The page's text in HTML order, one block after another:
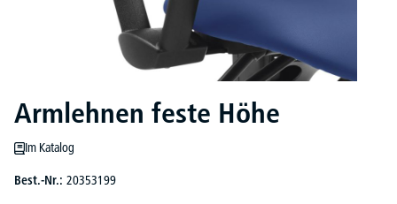
Armlehnen feste Höhe
Im Katalog
Best.-Nr.: 20353199